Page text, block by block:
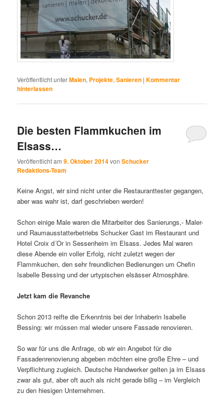
Veröffentlicht unterMalen, Projekte,Sanieren |Kommentar
hinterlassen
Die besten Flammkuchen im
Elsass…
Veröffentlicht am9. Oktober 2014vonSchucker
Redaktions-Team
Keine Angst, wir sind nicht unter die Restauranttester gegangen,
aber was wahr ist, darf geschrieben werden!
Schon einige Male waren die Mitarbeiter des Sanierungs,- Maler-
und Raumausstatterbetriebs Schucker Gast im Restaurant und
Hotel Croix d´Or in Sessenheim im Elsass. Jedes Mal waren
diese Abende ein voller Erfolg, nicht zuletzt wegen der
Flammkuchen, den sehr freundlichen Bedienungen um Chefin
Isabelle Bessing und der urtypischen elsässer Atmosphäre.
Jetzt kam die Revanche
Schon 2013 reifte die Erkenntnis bei der Inhaberin Isabelle
Bessing: wir müssen mal wieder unsere Fassade renovieren.
So war für uns die Anfrage, ob wir ein Angebot für die
Fassadenrenovierung abgeben möchten eine große Ehre – und
Verpflichtung zugleich. Deutsche Handwerker gelten ja im Elsass
zwar als gut, aber oft auch als nicht gerade billig – im Vergleich
zu den hiesigen Unternehmen.